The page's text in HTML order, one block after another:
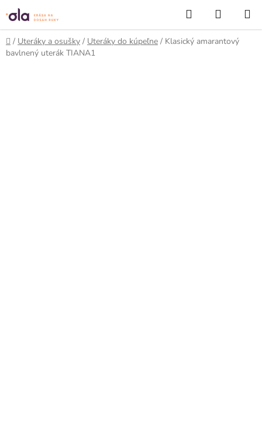
Prejsť
na
obsah
Hľadať
KOŠÍK
Domov
/ Uteráky a osušky / Uteráky do kúpeľne / Klasický amarantový
bavlnený uterák TIANA1